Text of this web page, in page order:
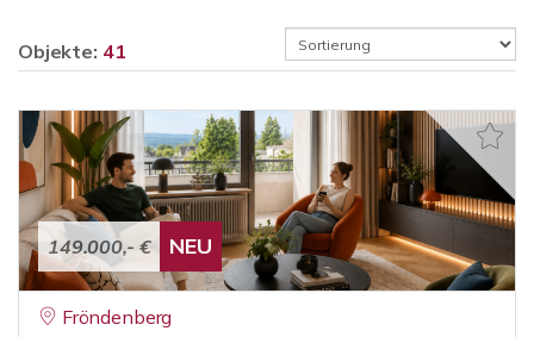
Objekte: 41
149.000,- € NEU
Fröndenberg